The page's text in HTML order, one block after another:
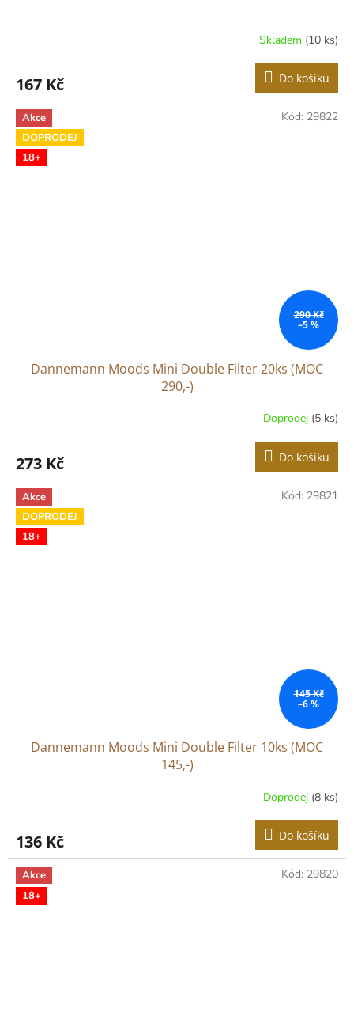
Skladem (10 ks)
167 Kč Do košíku
Akce
DOPRODEJ
18+
290 Kč
–5 %
Dannemann Moods Mini Double Filter 20ks (MOC
290,-)
Doprodej (5 ks)
273 Kč Do košíku
Kód: 29822
Akce
DOPRODEJ
18+
145 Kč
–6 %
Dannemann Moods Mini Double Filter 10ks (MOC
145,-)
Doprodej (8 ks)
136 Kč Do košíku
Kód: 29821
Akce
18+
Kód: 29820